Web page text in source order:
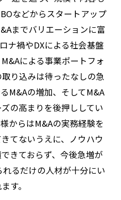
などからスタートアップ
までバリエーションに富
ナ禍やDXによる社会基盤
による事業ポートフォ
り込みは待ったなしの急
M&Aの増加、そしてM&A
の高まりを後押ししてい
からはM&Aの実務経験を
てないうえに、ノウハウ
きておらず、今後急増が
るだけの人材が十分にい
す。